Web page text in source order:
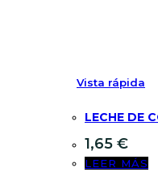
Vista rápida
LECHE DE
1,65 €
LEER MÁS